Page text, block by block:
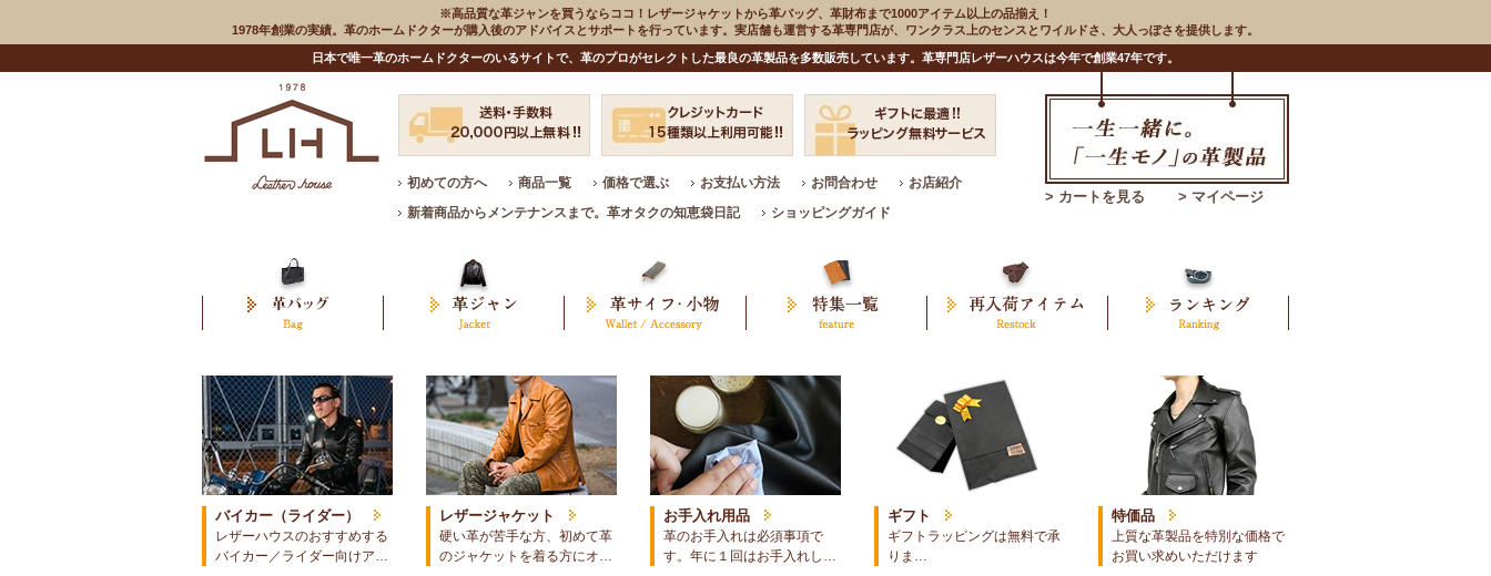
※高品質な革ジャンを買うならココ！レザージャケットから革バッグ、革財布まで1000アイテム以上の品揃え！
1978年創業の実績。革のホームドクターが購入後のアドバイスとサポートを行っています。実店舗も運営する革専門店が、ワンクラス上のセンスとワイルドさ、大人っぽさを提供します。
日本で唯一革のホームドクターのいるサイトで、革のプロがセレクトした最良の革製品を多数販売しています。革専門店レザーハウスは今年で創業47年です。
初めての方へ 商品一覧 価格で選ぶ お支払い方法 お問合わせ
お店紹介
新着商品からメンテナンスまで。革オタクの知恵袋日記
ショッピングガイド
> カートを見る > マイページ
バイカー（ライダー）
レザーハウスのおすすめする
バイカー／ライダー向けア…
レザージャケット
硬い革が苦手な方、初めて革
のジャケットを着る方にオ…
お手入れ用品
革のお手入れは必須事項で
す。年に１回はお手入れし…
ギフト
ギフトラッピングは無料で承
りま…
特価品
上質な革製品を特別な価格で
お買い求めいただけます